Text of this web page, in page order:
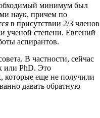
минимум был
наук, причем по
в присутствии 2/3 членов
ученой степени. Евгений
аспирантов.
В частности, сейчас
или PhD. Это
еще не получили
давать обратную